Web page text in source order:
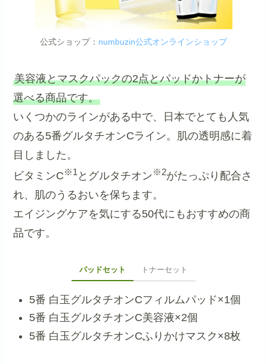
公式ショップ： numbuzin公式オンラインショップ
美容液とマスクパックの2点とパッドかトナーが
選べる商品です。
いくつかのラインがある中で、日本でとても人気
のある5番グルタチオンCライン。肌の透明感に着
目しました。
ビタミンC※1 とグルタチオン※2がたっぷり配合さ
れ、肌のうるおいを保ちます。
エイジングケアを気にする50代にもおすすめの商
品です。
パッドセット トナーセット
5番 白玉グルタチオンCフィルムパッド×1個
5番 白玉グルタチオンC美容液×2個
5番 白玉グルタチオンCふりかけマスク×8枚